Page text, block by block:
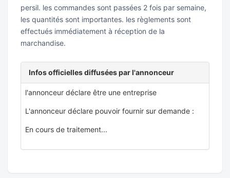
persil. les commandes sont passées 2 fois par semaine,
les quantités sont importantes. les règlements sont
effectués immédiatement à réception de la
marchandise.
Infos officielles diffusées par l'annonceur
l'annonceur déclare être une entreprise
L'annonceur déclare pouvoir fournir sur demande :
En cours de traitement...